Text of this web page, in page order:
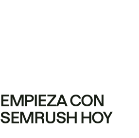
EMPIEZA CON
SEMRUSH HOY